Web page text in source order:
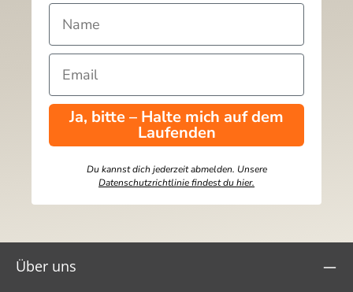
Ja, bitte – Halte mich auf dem
Laufenden
Du kannst dich jederzeit abmelden. Unsere
Datenschutzrichtlinie findest du hier.
Über uns